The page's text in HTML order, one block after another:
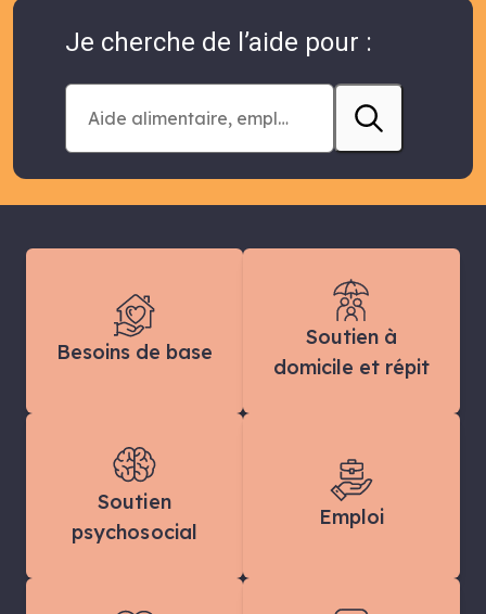
Je cherche de l’aide pour :
Besoins de base
Soutien à
domicile et répit
Soutien
psychosocial
Emploi